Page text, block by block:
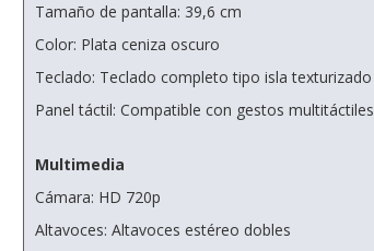
Tamaño de pantalla: 39,6 cm
Color: Plata ceniza oscuro
Teclado: Teclado completo tipo isla texturizado
Panel táctil: Compatible con gestos multitáctiles
Multimedia
Cámara: HD 720p
Altavoces: Altavoces estéreo dobles